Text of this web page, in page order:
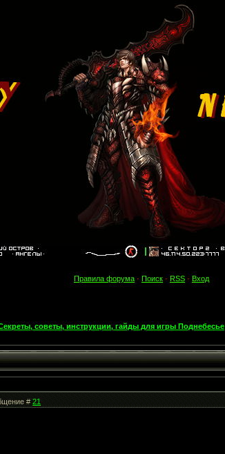
Правила форума · Поиск · RSS · Вход
советы, инструкции, гайды для игры Поднебесье
#21